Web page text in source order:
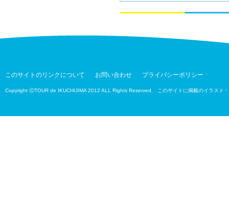
このサイトのリンクについて お問い合わせ プライバシーポリシー
Copyright ⓒTOUR de IKUCHIJIMA 2012 ALL Rights Reserved. このサイトに掲載のイラスト